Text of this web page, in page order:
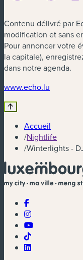
Contenu délivré par
modification et sans
Pour annoncer votre
la capitale),
dans notre agenda.
www.echo.lu
Accueil
/Nightlife
/Winterlights -